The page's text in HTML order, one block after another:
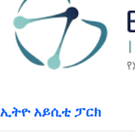
ኢትዮ አይሲቲ ፓርክ